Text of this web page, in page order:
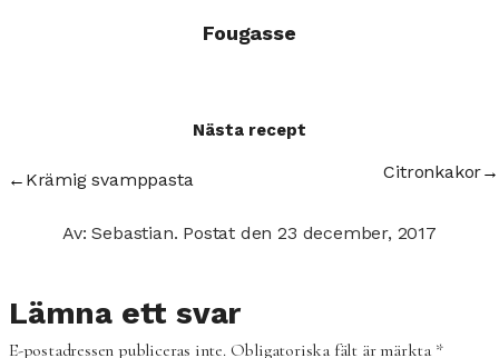
Fougasse
Nästa recept
← Krämig svamppasta Citronkakor→
Av: Sebastian. Postat den23 december, 2017
Lämna ett svar
E-postadressen publiceras inte.Obligatoriska fält är märkta *